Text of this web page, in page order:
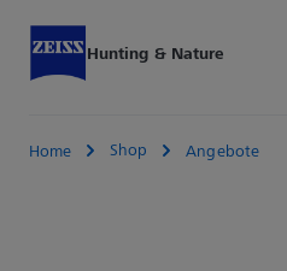
Hunting & Nature
Home Shop Angebote